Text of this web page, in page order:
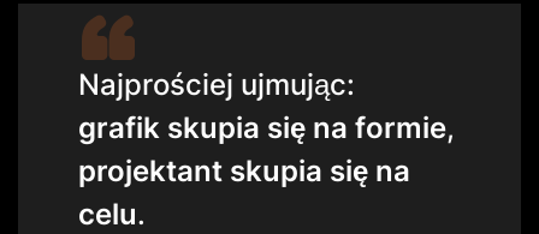
Najprościej ujmując:
grafik skupia się na formie,
projektant skupia się na
celu.